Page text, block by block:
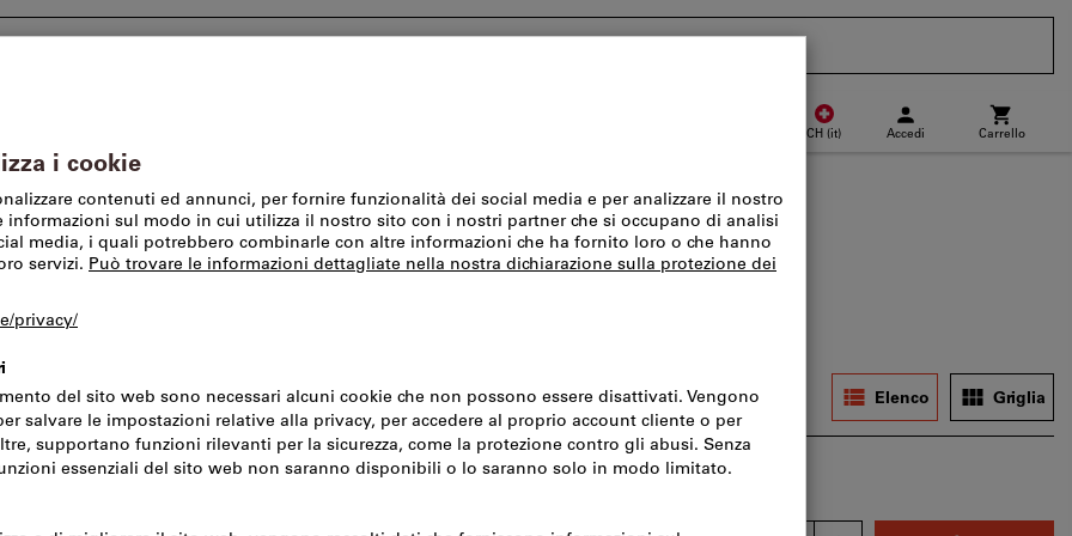
CH (it) Accedi Carrello
Magazzino e tecnologia per l’ambiente
Disponibile a magazzino Elenco Griglia
A4 foglio singolo,